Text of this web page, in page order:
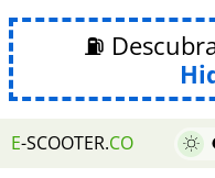
⛽
E-SCOOTER.CO